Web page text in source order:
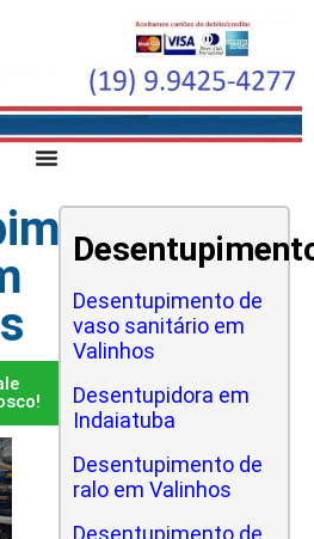
Desentupimento de
vaso sanitário em
Valinhos
Desentupidora em
Indaiatuba
Desentupimento de
ralo em Valinhos
Desentupimento de